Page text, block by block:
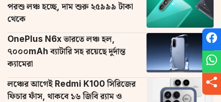
পরশু লঞ্চ হচ্ছে, দাম শুরু ২৫৯৯৯ টাকা
থেকে
OnePlus N6x ভারতে লঞ্চ হল,
৭০০০mAh ব্যাটারি সহ রয়েছে দুর্দান্ত
ক্যামেরা
লঞ্চের আগেই Redmi K100 সিরিজের
ফিচার ফাঁস, থাকবে ১৬ জিবি র‌্যাম ও